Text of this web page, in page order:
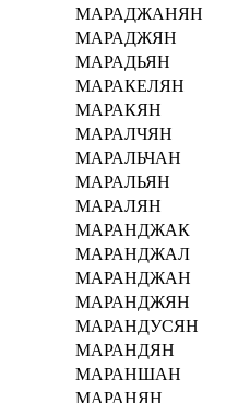
МАРАДЖАНЯН
МАРАДЖЯН
МАРАДЬЯН
МАРАКЕЛЯН
МАРАКЯН
МАРАЛЧЯН
МАРАЛЬЧАН
МАРАЛЬЯН
МАРАЛЯН
МАРАНДЖАК
МАРАНДЖАЛ
МАРАНДЖАН
МАРАНДЖЯН
МАРАНДУСЯН
МАРАНДЯН
МАРАНШАН
МАРАНЯН